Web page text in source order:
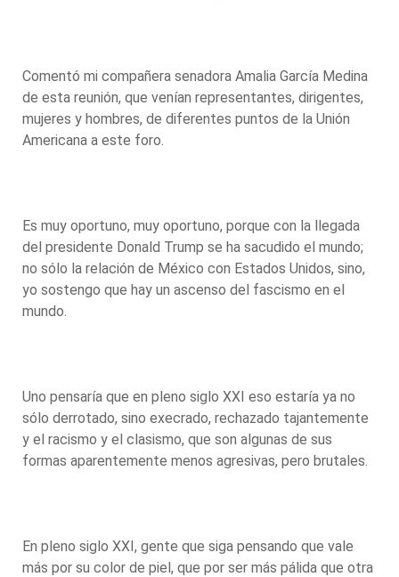
Comentó mi compañera senadora Amalia García Medina
de esta reunión, que venían representantes, dirigentes,
mujeres y hombres, de diferentes puntos de la Unión
Americana a este foro.
Es muy oportuno, muy oportuno, porque con la llegada
del presidente Donald Trump se ha sacudido el mundo;
no sólo la relación de México con Estados Unidos, sino,
yo sostengo que hay un ascenso del fascismo en el
mundo.
Uno pensaría que en pleno siglo XXI eso estaría ya no
sólo derrotado, sino execrado, rechazado tajantemente
y el racismo y el clasismo, que son algunas de sus
formas aparentemente menos agresivas, pero brutales.
En pleno siglo XXI, gente que siga pensando que vale
más por su color de piel, que por ser más pálida que otra